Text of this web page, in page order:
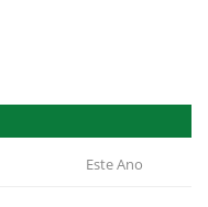
Este Ano